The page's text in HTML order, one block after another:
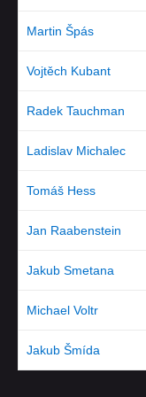
Martin Špás
Vojtěch Kubant
Radek Tauchman
Ladislav Michalec
Tomáš Hess
Jan Raabenstein
Jakub Smetana
Michael Voltr
Jakub Šmída